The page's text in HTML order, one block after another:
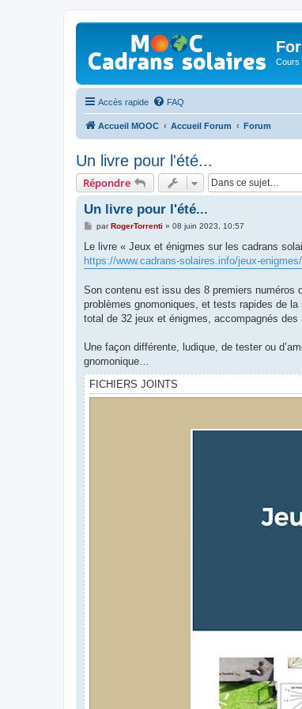
Cours
Accès rapide FAQ
Accueil MOOC Accueil Forum Forum
Un livre pour l'été...
Répondre
Un livre pour l'été...
M
s
a
parRogerTorrenti » 08 juin 2023, 10:57
Le livre « Jeux et énigmes sur les cadrans
https://www.cadrans-solaires.info/jeux-enigmes/
Son contenu est issu des 8 premiers numéros
problèmes gnomoniques, et tests rapides de
total de 32 jeux et énigmes, accompagnés des
Une façon différente, ludique, de tester ou
gnomonique…
FICHIERS JOINTS